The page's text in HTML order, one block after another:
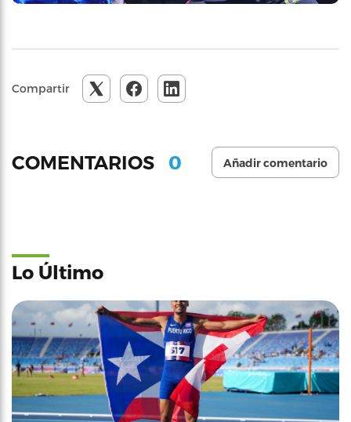
Compartir
COMENTARIOS 0 Añadir comentario
Lo Último